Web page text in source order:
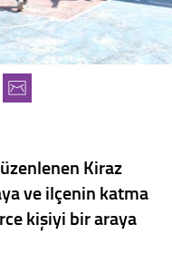
Kiraz
ve ilçenin katma
kişiyi bir araya